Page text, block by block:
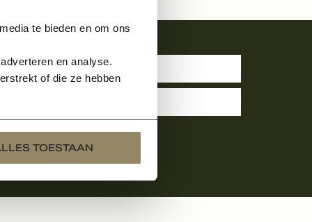
te bieden en om ons
en analyse.
of die ze hebben
TOESTAAN